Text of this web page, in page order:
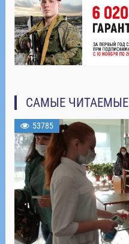
САМЫЕ ЧИТАЕМЫЕ
53785